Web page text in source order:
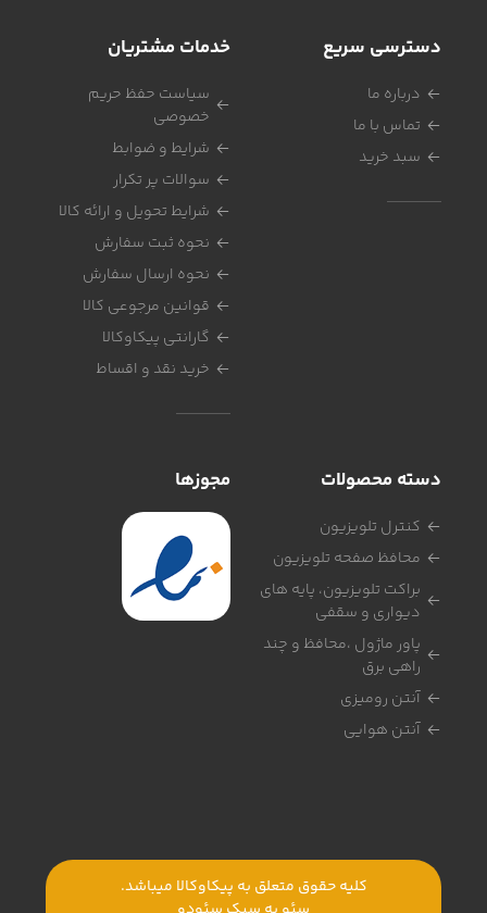
دسترسی سریع
درباره ما
تماس با ما
سبد خرید
خدمات مشتریان
سیاست حفظ حریم
خصوصی
شرایط و ضوابط
سوالات پر تکرار
شرایط تحویل و ارائه کالا
نحوه ثبت سفارش
نحوه ارسال سفارش
قوانین مرجوعی کالا
گارانتی پیکاوکالا
خرید نقد و اقساط
دسته محصولات
کنترل تلویزیون
محافظ صفحه تلویزیون
براکت تلویزیون، پایه های
دیواری و سقفی
پاور ماژول ،محافظ و چند
راهی برق
آنتن رومیزی
آنتن هوایی
مجوزها
کلیه حقوق متعلق به پیکاوکالا میباشد.